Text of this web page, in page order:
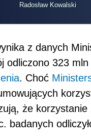
Radosław Kowalski
z danych
odliczono 323
. Choć
że
badanych